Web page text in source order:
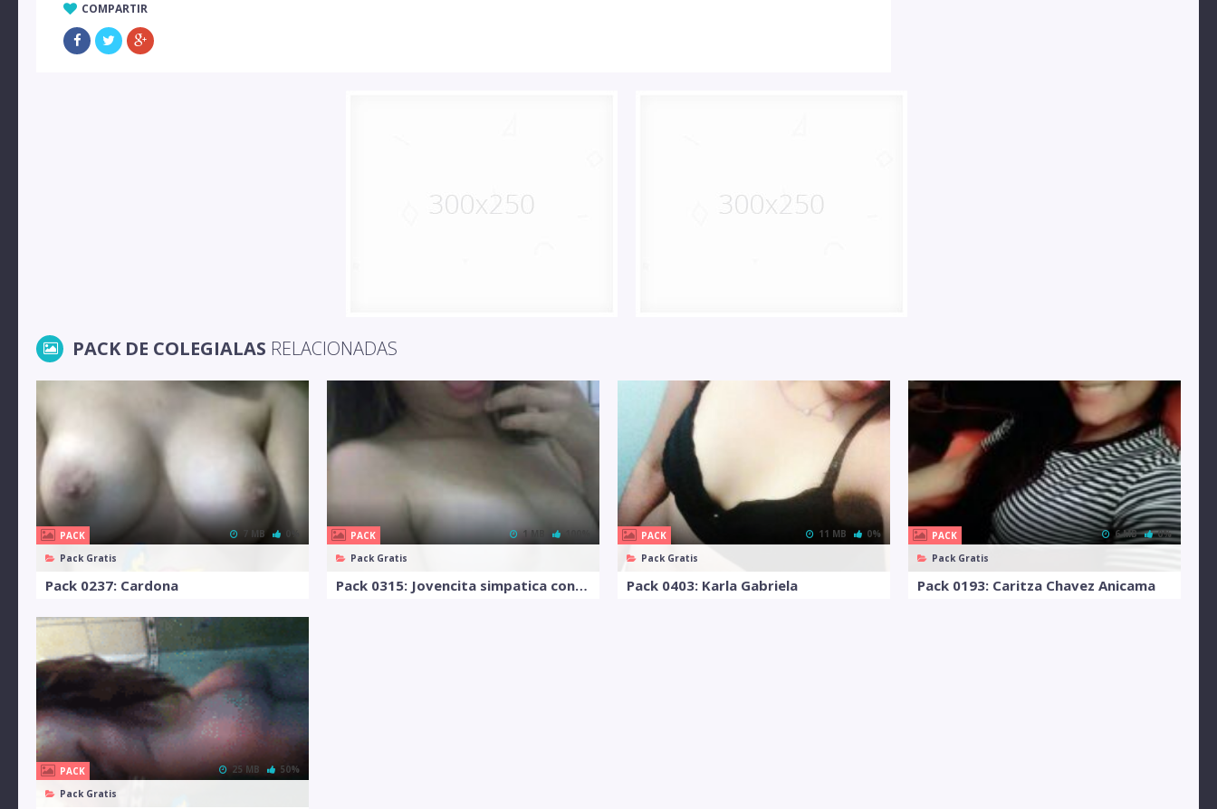
COMPARTIR
PACK DE COLEGIALAS RELACIONADAS
PACK
Pack Gratis
7 MB
Pack 0237: Cardona
PACK
Pack Gratis
1 MB
Pack 0315: Jovencita simpatica con lindas tetas
PACK
Pack Gratis
11 MB 0%
Pack 0403: Karla Gabriela
PACK
Pack Gratis
6 MB 0%
Pack 0193: Caritza Chavez Anicama
PACK
Pack Gratis
25 MB 50%